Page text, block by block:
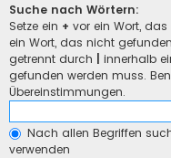
Suche nach Wörtern:
Setze ein + vor ein Wort,
ein Wort, das nicht
getrennt durch
innerhalb
gefunden werden muss.
Übereinstimmungen.
Nach allen Begriffen
verwenden